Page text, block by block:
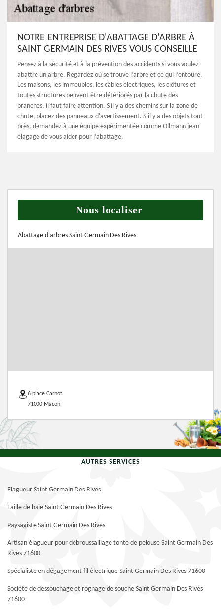
NOTRE ENTREPRISE D'ABATTAGE D'ARBRE À
SAINT GERMAIN DES RIVES VOUS CONSEILLE
Pensez à la sécurité et à la prévention des accidents si vous voulez
abattre un arbre. Regardez où se trouve l’arbre et ce qui l’entoure.
Les maisons, les immeubles, les câbles électriques, les clôtures et
toutes structures peuvent être détériorés par la chute des
branches, il faut faire attention. S'il y a des chemins sur la zone de
chute, placez des panneaux d'avertissement. S’il y a des objets tout
près, demandez à une équipe expérimentée comme Ollmann jean
élagage de vous aider pour l’abattage.
Nous localiser
Abattage d'arbres Saint Germain Des Rives
6 place Carnot
71000 Macon
AUTRES SERVICES
Elagueur Saint Germain Des Rives
Taille de haie Saint Germain Des Rives
Paysagiste Saint Germain Des Rives
Artisan élagueur pour débroussaillage tonte de pelouse Saint Germain Des
Rives 71600
Spécialiste en dégagement fil électrique Saint Germain Des Rives 71600
Société de dessouchage et rognage de souche Saint Germain Des Rives
71600